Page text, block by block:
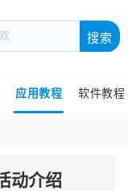
搜索
应用教程 软件教程
动介绍